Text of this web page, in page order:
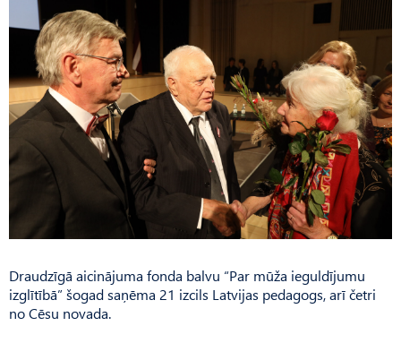
Draudzīgā aicinājuma fonda balvu “Par mūža ieguldījumu
izglītībā” šogad saņēma 21 izcils Latvijas pedagogs, arī četri
no Cēsu novada.